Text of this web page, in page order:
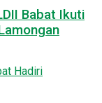
Babat Ikuti